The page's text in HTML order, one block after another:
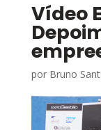
Vídeo
por Bruno